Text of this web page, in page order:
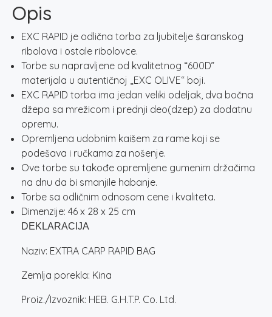
Opis
EXC RAPID je odlična torba za ljubitelje šaranskog
ribolova i ostale ribolovce.
Torbe su napravljene od kvalitetnog “600D”
materijala u autentičnoj „EXC OLIVE“ boji.
EXC RAPID torba ima jedan veliki odeljak, dva bočna
džepa sa mrežicom i prednji deo(dzep) za dodatnu
opremu.
Opremljena udobnim kaišem za rame koji se
podešava i ručkama za nošenje.
Ove torbe su takođe opremljene gumenim držačima
na dnu da bi smanjile habanje.
Torbe sa odličnim odnosom cene i kvaliteta.
Dimenzije: 46 x 28 x 25 cm
DEKLARACIJA
Naziv: EXTRA CARP RAPID BAG
Zemlja porekla: Kina
Proiz./Izvoznik: HEB. G.H.T.P. Co. Ltd.